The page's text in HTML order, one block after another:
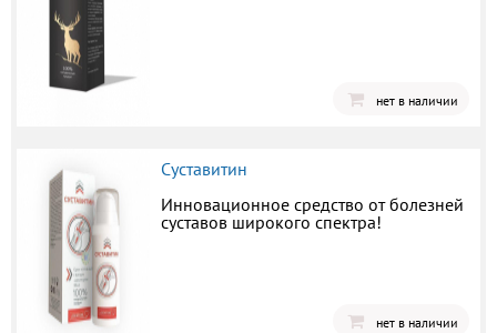
нет в наличии
Суставитин
Инновационное средство от болезней
суставов широкого спектра!
нет в наличии